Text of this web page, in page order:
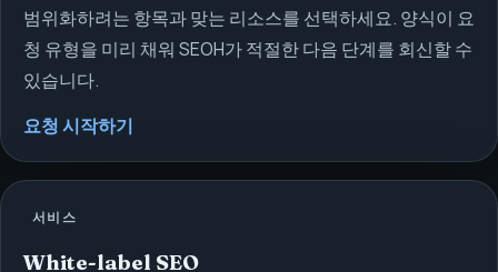
범위화하려는 항목과 맞는 리소스를 선택하세요. 양식이 요
청 유형을 미리 채워 SEOH가 적절한 다음 단계를 회신할 수
있습니다.
요청 시작하기
서비스
White-label SEO